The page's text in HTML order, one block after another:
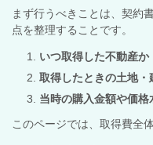
まず行うべきことは、契約
点を整理することです。
いつ取得した不動産か
取得したときの土地
当時の購入金額や価
このページでは、取得費全